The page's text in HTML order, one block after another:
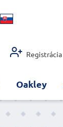
Registrácia
Oakley